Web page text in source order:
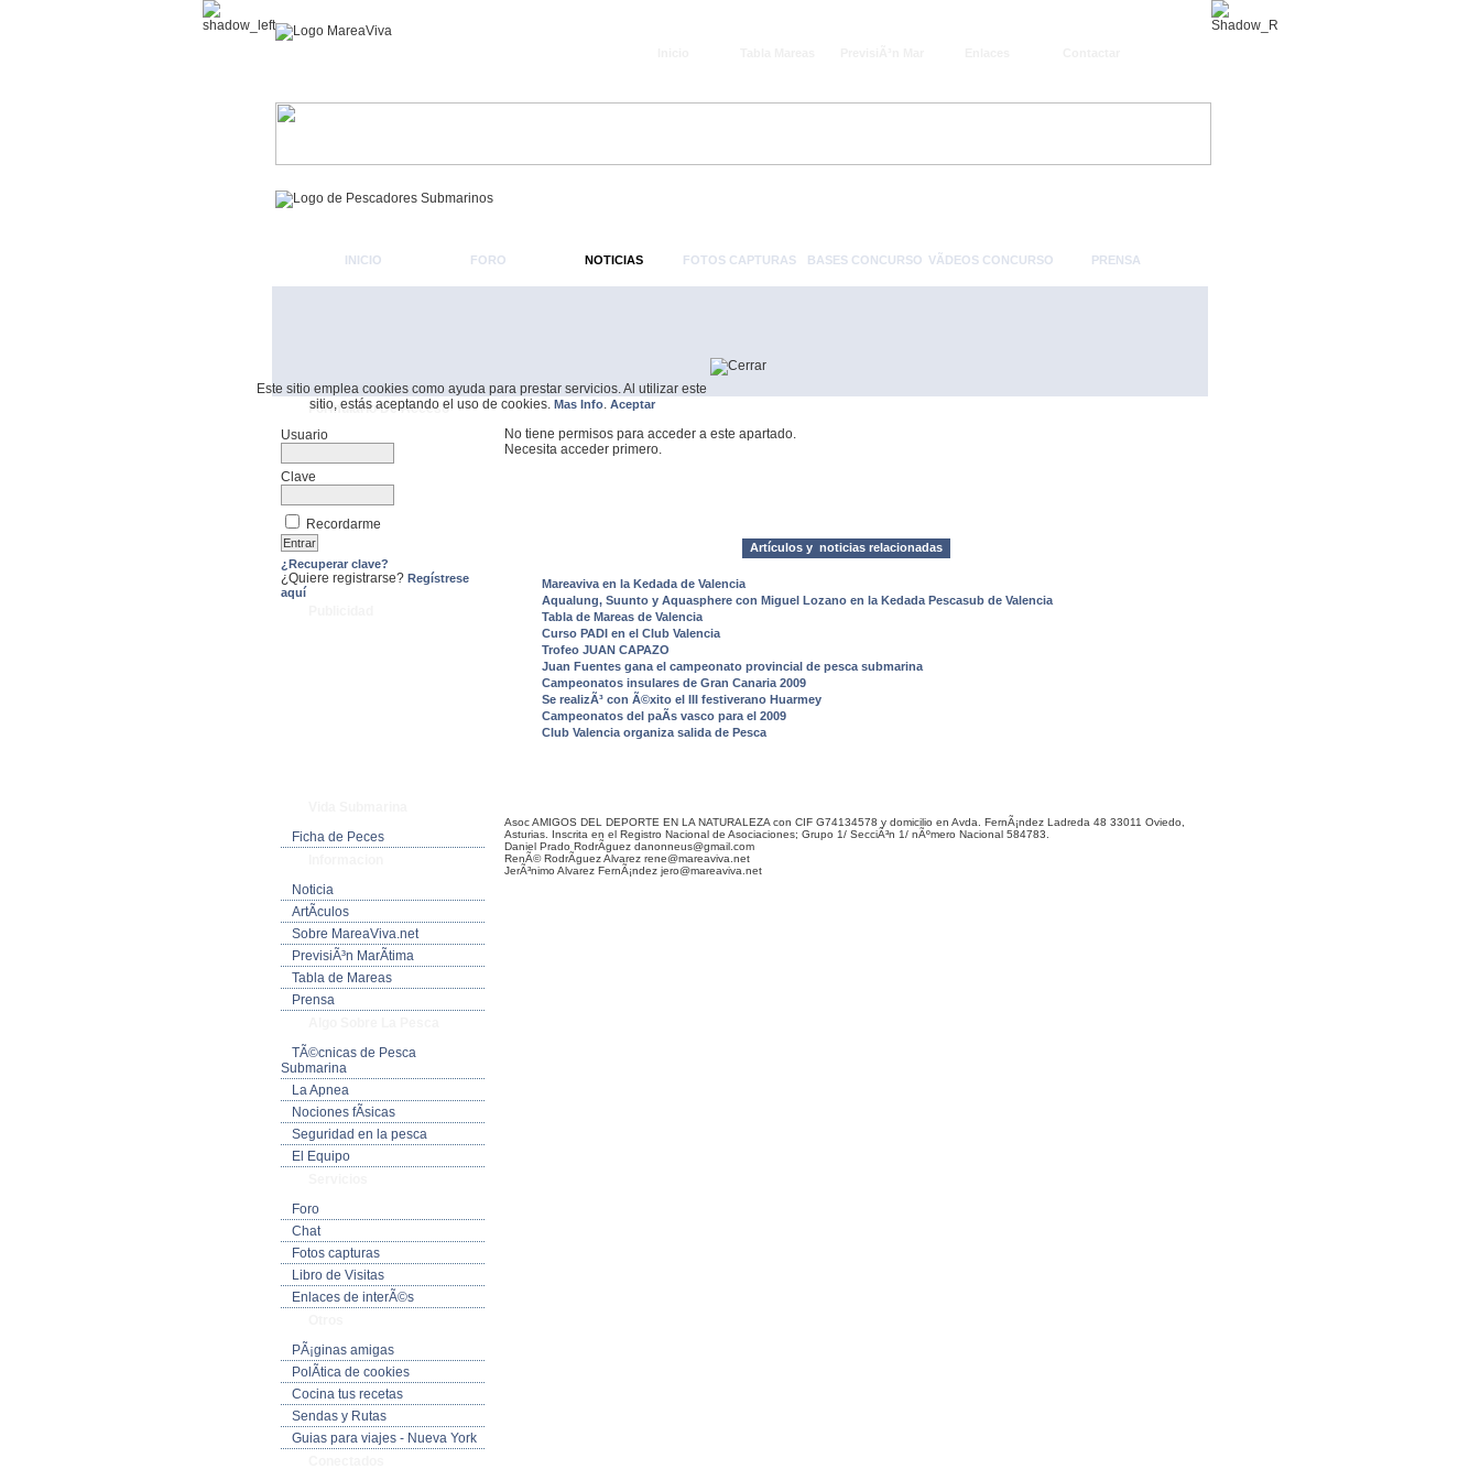
Este sitio emplea cookies como ayuda para prestar servicios. Al utilizar este
sitio, estás aceptando el uso de cookies. Mas Info. Aceptar
INICIO FORO NOTICIAS FOTOS CAPTURAS BASES CONCURSO VÃ­DEOS CONCURSO PRENSA
Formulario De Acceso
Usuario
Clave
Recordarme
¿Recuperar clave?
¿Quiere registrarse? Regístrese
aquí
Ficha de Peces
Noticia
ArtÃ­culos
Sobre MareaViva.net
PrevisiÃ³n MarÃ­tima
Tabla de Mareas
Prensa
TÃ©cnicas de Pesca
Submarina
La Apnea
Nociones fÃ­sicas
Seguridad en la pesca
El Equipo
Foro
Chat
Fotos capturas
Libro de Visitas
Enlaces de interÃ©s
PÃ¡ginas amigas
PolÃ­tica de cookies
Cocina tus recetas
Sendas y Rutas
Guias para viajes - Nueva York
No tiene permisos para acceder a este apartado.
Necesita acceder primero.
Artículos y noticias relacionadas
Mareaviva en la Kedada de Valencia
Aqualung, Suunto y Aquasphere con Miguel Lozano en la Kedada Pescasub de Valencia
Tabla de Mareas de Valencia
Curso PADI en el Club Valencia
Trofeo JUAN CAPAZO
Juan Fuentes gana el campeonato provincial de pesca submarina
Campeonatos insulares de Gran Canaria 2009
Se realizÃ³ con Ã©xito el III festiverano Huarmey
Campeonatos del paÃ­s vasco para el 2009
Club Valencia organiza salida de Pesca
Asoc AMIGOS DEL DEPORTE EN LA NATURALEZA con CIF G74134578 y domicilio en Avda. FernÃ¡ndez Ladreda 48 33011 Oviedo,
Asturias. Inscrita en el Registro Nacional de Asociaciones; Grupo 1/ SecciÃ³n 1/ nÃºmero Nacional 584783.
Daniel Prado RodrÃ­guez danonneus@gmail.com
RenÃ© RodrÃ­guez Alvarez rene@mareaviva.net
JerÃ³nimo Alvarez FernÃ¡ndez jero@mareaviva.net